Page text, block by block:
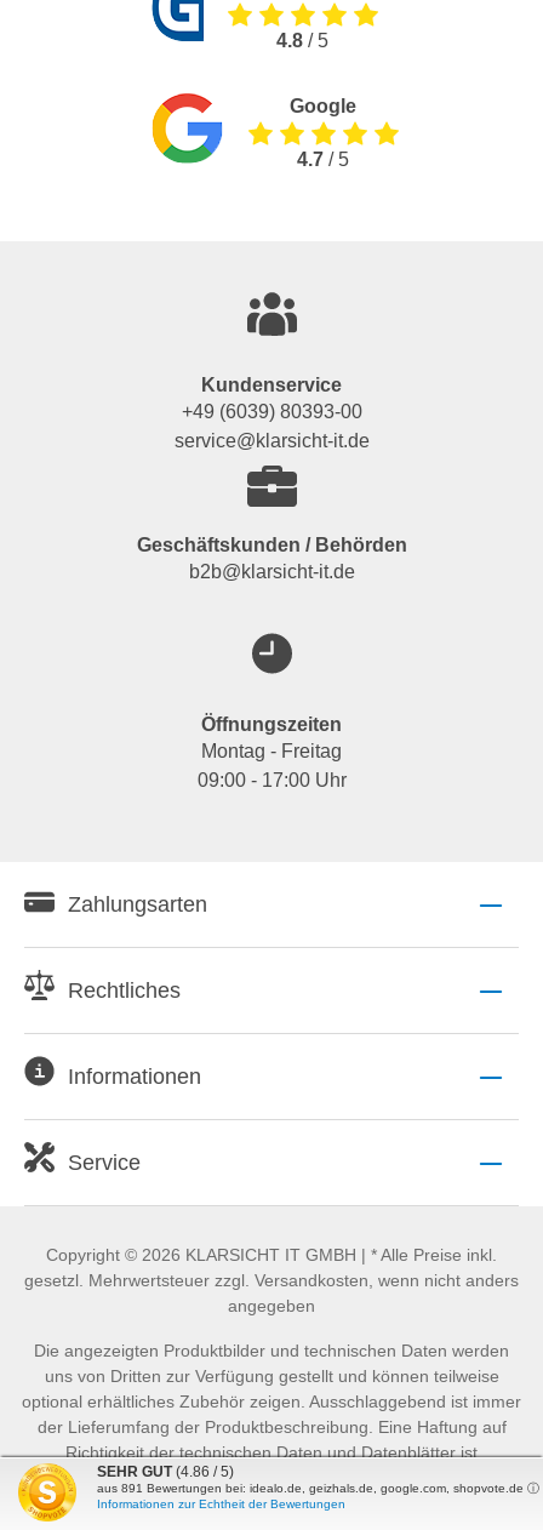
4.8 / 5
Google
4.7 / 5
Kundenservice
+49 (6039) 80393-00
service@klarsicht-it.de
Geschäftskunden / Behörden
b2b@klarsicht-it.de
Öffnungszeiten
Montag - Freitag
09:00 - 17:00 Uhr
Zahlungsarten
Rechtliches
Informationen
Service
Copyright © 2026 KLARSICHT IT GMBH | * Alle Preise inkl.
gesetzl. Mehrwertsteuer zzgl. Versandkosten, wenn nicht anders
angegeben
Die angezeigten Produktbilder und technischen Daten werden
uns von Dritten zur Verfügung gestellt und können teilweise
optional erhältliches Zubehör zeigen. Ausschlaggebend ist immer
der Lieferumfang der Produktbeschreibung. Eine Haftung auf
Richtigkeit der technischen Daten und Datenblätter ist
ausgeschlossen.
SEHR GUT (4.86 / 5)
aus 891 Bewertungen bei: idealo.de, geizhals.de, google.com, shopvote.de ⓘ
Informationen zur Echtheit der Bewertungen